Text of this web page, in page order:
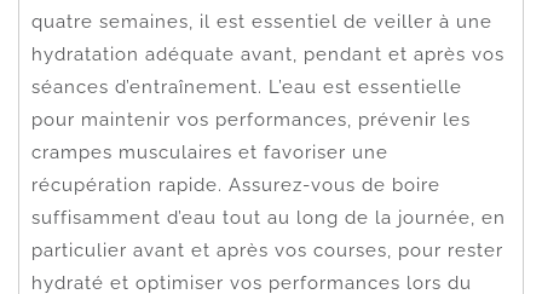
quatre semaines, il est essentiel de veiller à une
hydratation adéquate avant, pendant et après vos
séances d’entraînement. L’eau est essentielle
pour maintenir vos performances, prévenir les
crampes musculaires et favoriser une
récupération rapide. Assurez-vous de boire
suffisamment d’eau tout au long de la journée, en
particulier avant et après vos courses, pour rester
hydraté et optimiser vos performances lors du